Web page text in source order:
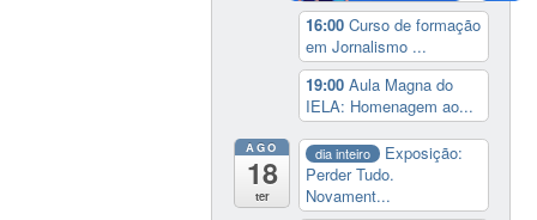
16:00Curso de formação
em Jornalismo ...
19:00Aula Magna do
IELA: Homenagem ao...
AGO
18
ter
dia inteiro
Exposição:
Perder Tudo.
Novament...